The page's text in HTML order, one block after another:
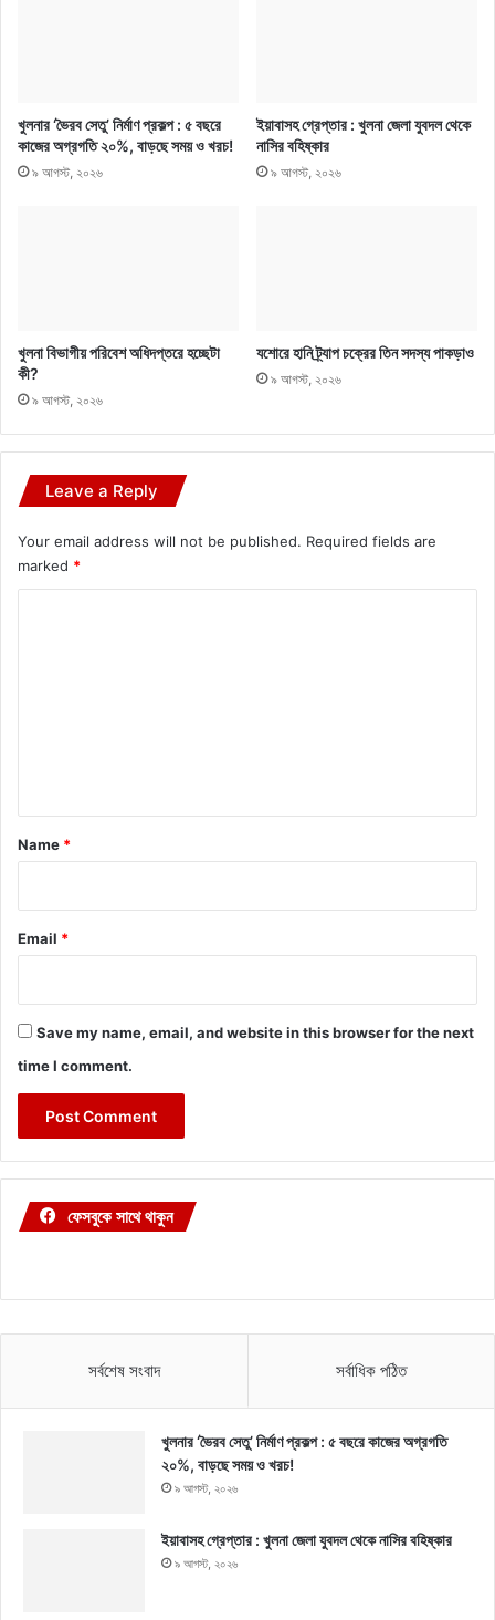
খুলনার ‘ভৈরব সেতু’ নির্মাণ প্রকল্প : ৫ বছরে
কাজের অগ্রগতি ২০%, বাড়ছে সময় ও খরচ!
৯ আগস্ট, ২০২৬
ইয়াবাসহ গ্রেপ্তার : খুলনা জেলা যুবদল থেকে
নাসির বহিষ্কার
৯ আগস্ট, ২০২৬
খুলনা বিভাগীয় পরিবেশ অধিদপ্তরে হচ্ছেটা
কী?
৯ আগস্ট, ২০২৬
যশোরে হানি ট্র্যাপ চক্রের তিন সদস্য পাকড়াও
৯ আগস্ট, ২০২৬
Leave a Reply
Your email address will not be published. Required fields are
marked *
*
Name *
Email *
Save my name, email, and website in this browser for the next
time I comment.
ফেসবুকে সাথে থাকুন
সর্বশেষ সংবাদ সর্বাধিক পঠিত
খুলনার ‘ভৈরব সেতু’ নির্মাণ প্রকল্প : ৫ বছরে কাজের অগ্রগতি
২০%, বাড়ছে সময় ও খরচ!
৯ আগস্ট, ২০২৬
ইয়াবাসহ গ্রেপ্তার : খুলনা জেলা যুবদল থেকে নাসির বহিষ্কার
৯ আগস্ট, ২০২৬